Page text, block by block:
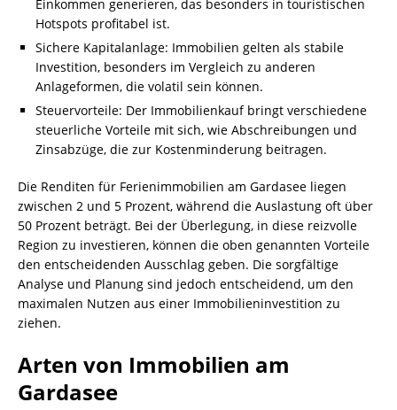
Einkommen generieren, das besonders in touristischen
Hotspots profitabel ist.
Sichere Kapitalanlage: Immobilien gelten als stabile
Investition, besonders im Vergleich zu anderen
Anlageformen, die volatil sein können.
Steuervorteile: Der Immobilienkauf bringt verschiedene
steuerliche Vorteile mit sich, wie Abschreibungen und
Zinsabzüge, die zur Kostenminderung beitragen.
Die Renditen für Ferienimmobilien am Gardasee liegen
zwischen 2 und 5 Prozent, während die Auslastung oft über
50 Prozent beträgt. Bei der Überlegung, in diese reizvolle
Region zu investieren, können die oben genannten Vorteile
den entscheidenden Ausschlag geben. Die sorgfältige
Analyse und Planung sind jedoch entscheidend, um den
maximalen Nutzen aus einer Immobilieninvestition zu
ziehen.
Arten von Immobilien am
Gardasee